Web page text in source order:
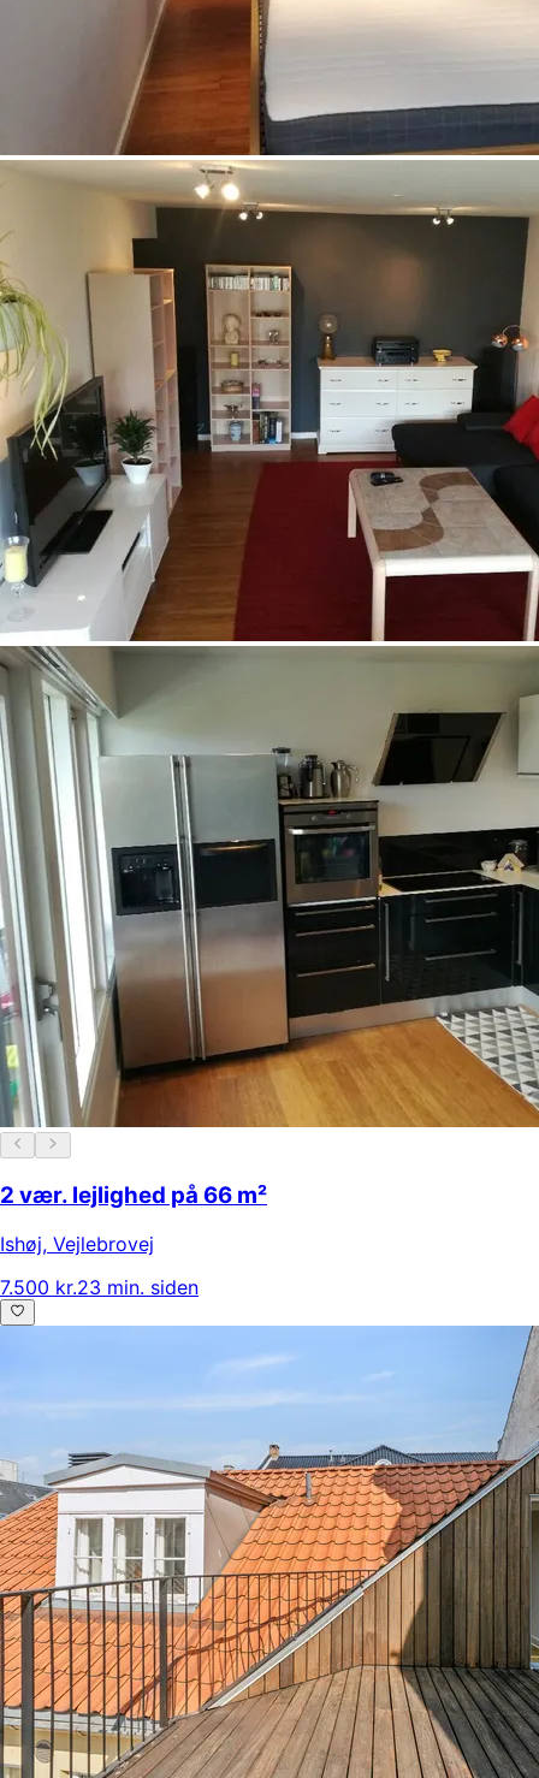
2 vær. lejlighed på 66 m²
Ishøj, Vejlebrovej
7.500 kr.23 min. siden